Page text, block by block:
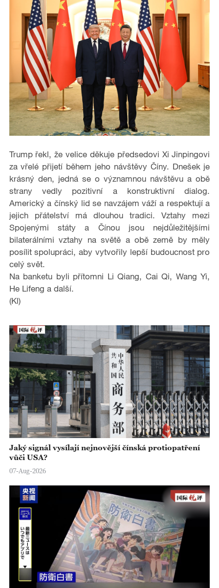
Trump řekl, že velice děkuje předsedovi Xi Jinpingovi
za vřelé přijetí během jeho návštěvy Číny. Dnešek je
krásný den, jedná se o významnou návštěvu a obě
strany vedly pozitivní a konstruktivní dialog.
Americký a čínský lid se navzájem váží a respektují a
jejich přátelství má dlouhou tradici. Vztahy mezi
Spojenými státy a Čínou jsou nejdůležitějšími
bilaterálními vztahy na světě a obě země by měly
posílit spolupráci, aby vytvořily lepší budoucnost pro
celý svět.
Na banketu byli přítomni Li Qiang, Cai Qi, Wang Yi,
He Lifeng a další.
(Kl)
Jaký signál vysílají nejnovější čínská protiopatření
vůči USA?
07-Aug-2026